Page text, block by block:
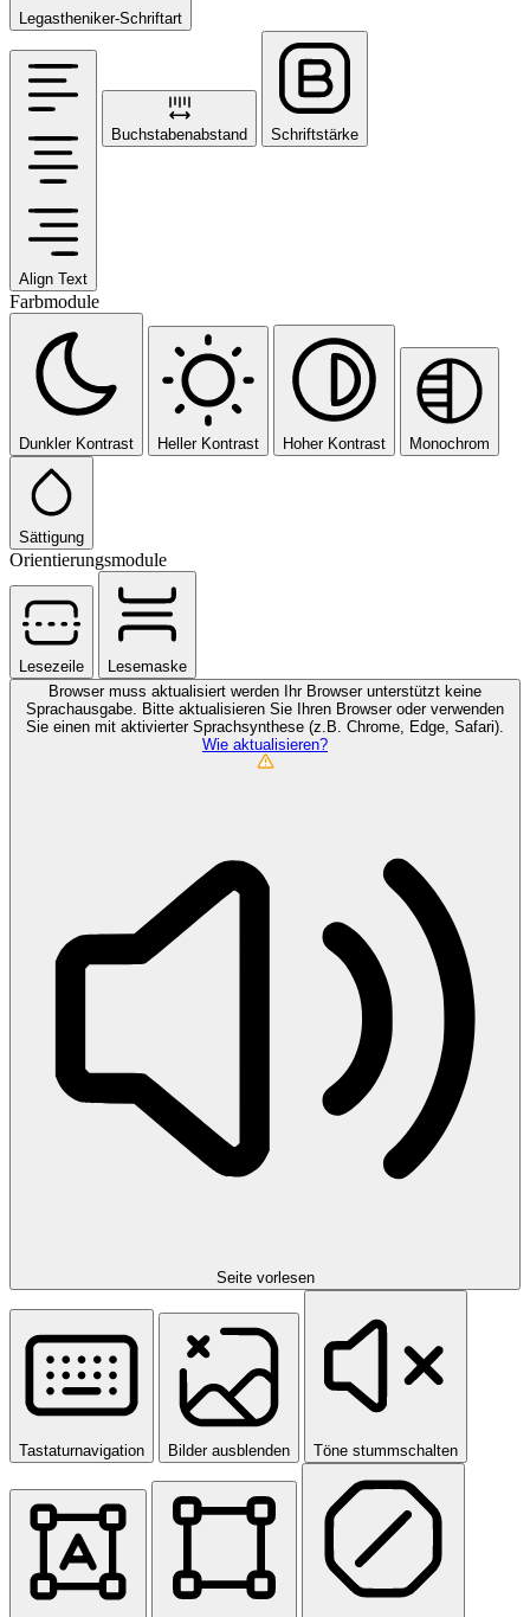
Legastheniker-Schriftart
Align Text
Buchstabenabstand Schriftstärke
Farbmodule
Dunkler Kontrast Heller Kontrast Hoher Kontrast Monochrom
Sättigung
Orientierungsmodule
Lesezeile
Lesemaske
Browser muss aktualisiert werden Ihr Browser unterstützt keine
Sprachausgabe. Bitte aktualisieren Sie Ihren Browser oder verwenden
Sie einen mit aktivierter Sprachsynthese (z.B. Chrome, Edge, Safari).
Wie aktualisieren?
Seite vorlesen
Tastaturnavigation Bilder ausblenden Töne stummschalten